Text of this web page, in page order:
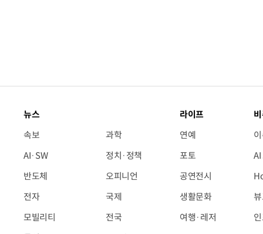
뉴스
속보
AI·SW
반도체
전자
모빌리티
과학
정치·정책
오피니언
국제
전국
라이프
연예
포토
공연전시
생활문화
여행·레저